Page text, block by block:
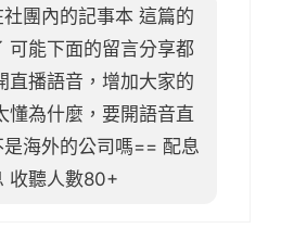
團內的記事本 這篇的
可能下面的留言分享都
直播語音，增加大家的
懂為什麼，要開語音直
海外的公司嗎== 配息
收聽人數80+